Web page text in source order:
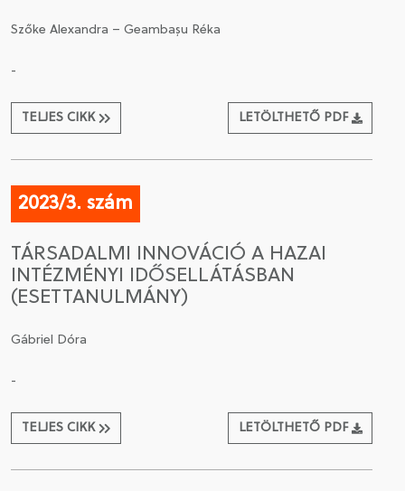
Szőke Alexandra – Geambașu Réka
-
TELJES CIKK LETÖLTHETŐ PDF
2023/3. szám
TÁRSADALMI INNOVÁCIÓ A HAZAI
INTÉZMÉNYI IDŐSELLÁTÁSBAN
(ESETTANULMÁNY)
Gábriel Dóra
-
TELJES CIKK LETÖLTHETŐ PDF